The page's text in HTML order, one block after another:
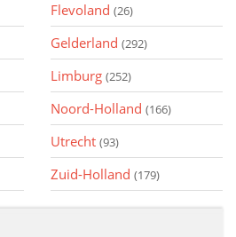
Flevoland (26)
Gelderland (292)
Limburg (252)
Noord-Holland (166)
Utrecht (93)
Zuid-Holland (179)